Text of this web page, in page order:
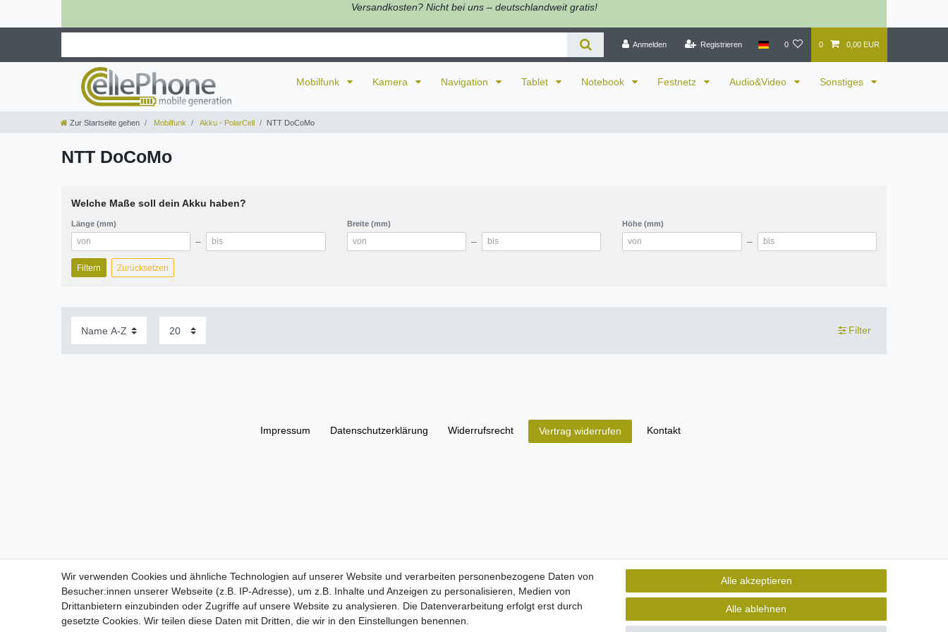
Versandkosten? Nicht bei uns – deutschlandweit gratis!
Anmelden Registrieren 0 0 0,00 EUR
Mobilfunk Kamera Navigation Tablet Notebook Festnetz Audio&Video Sonstiges
Zur Startseite gehen Mobilfunk Akku - PolarCell NTT DoCoMo
NTT DoCoMo
Welche Maße soll dein Akku haben?
Länge (mm)
–
Breite (mm)
–
Höhe (mm)
–
Filtern Zurücksetzen
Filter
Impressum Daten­schutz­erklärung Widerrufs­recht Vertrag widerrufen Kontakt
Wir verwenden Cookies und ähnliche Technologien auf unserer Website und verarbeiten personenbezogene Daten von
Besucher:innen unserer Webseite (z.B. IP-Adresse), um z.B. Inhalte und Anzeigen zu personalisieren, Medien von
Drittanbietern einzubinden oder Zugriffe auf unsere Website zu analysieren. Die Datenverarbeitung erfolgt erst durch
gesetzte Cookies. Wir teilen diese Daten mit Dritten, die wir in den Einstellungen benennen.
Alle akzeptieren
Alle ablehnen